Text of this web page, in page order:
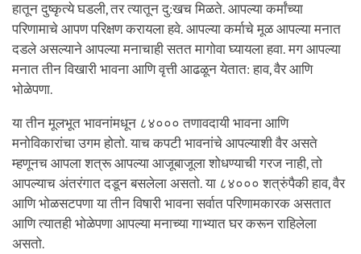
हातून दुष्कृत्ये घडली, तर त्यातून दु:खच मिळते. आपल्या कर्मांच्या
परिणामाचे आपण परिक्षण करायला हवे. आपल्या कर्माचे मूळ आपल्या मनात
दडले असल्याने आपल्या मनाचाही सतत मागोवा घ्यायला हवा. मग आपल्या
मनात तीन विखारी भावना आणि वृत्ती आढळून येतात: हाव, वैर आणि
भोळेपणा.
या तीन मूलभूत भावनांमधून ८४००० तणावदायी भावना आणि
मनोविकारांचा उगम होतो. याच कपटी भावनांचे आपल्याशी वैर असते
म्हणूनच आपला शत्रू आपल्या आजूबाजूला शोधण्याची गरज नाही, तो
आपल्याच अंतरंगात दडून बसलेला असतो. या ८४००० शत्रुंपैकी हाव, वैर
आणि भोळसटपणा या तीन विषारी भावना सर्वात परिणामकारक असतात
आणि त्यातही भोळेपणा आपल्या मनाच्या गाभ्यात घर करून राहिलेला
असतो.